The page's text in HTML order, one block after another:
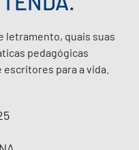
letramento, quais suas
pedagógicas
para a vida.